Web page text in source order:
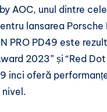
AOC, unul dintre
lansarea Porsche
PRO PD49 este
2023” și “Red
inci oferă